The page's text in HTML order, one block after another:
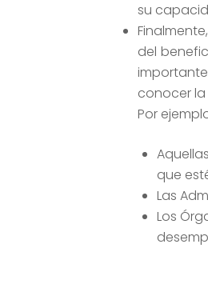
su
del
conocer
Por
que
Las
Los